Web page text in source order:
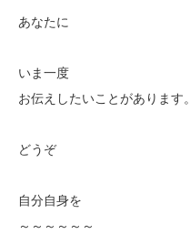
あなたに
いま一度
お伝えしたいことがあります。
どうぞ
自分自身を
～～～～～～